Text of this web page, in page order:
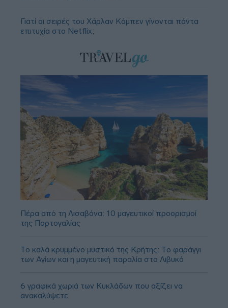
Γιατί οι σειρές του Χάρλαν Κόμπεν γίνονται πάντα
επιτυχία στο Netflix;
Πέρα από τη Λισαβόνα: 10 μαγευτικοί προορισμοί
της Πορτογαλίας
Το καλά κρυμμένο μυστικό της Κρήτης: Το φαράγγι
των Αγίων και η μαγευτική παραλία στο Λιβυκό
6 γραφικά χωριά των Κυκλάδων που αξίζει να
ανακαλύψετε